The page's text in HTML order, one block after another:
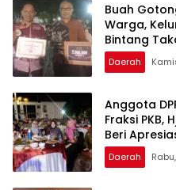
Buah
Warga,
Bintang
Daerah
Anggota
Fraksi PKB,
Beri
Lentera
Apresiasi
Daerah